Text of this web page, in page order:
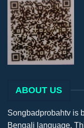
ABOUT US
Songbadprobahtv is
Bengali language.